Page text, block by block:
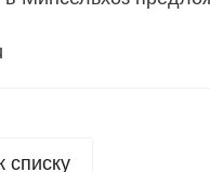
списку